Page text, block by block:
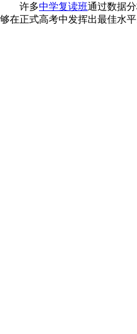
许多中学复读班通过数据
够在正式高考中发挥出最佳水平